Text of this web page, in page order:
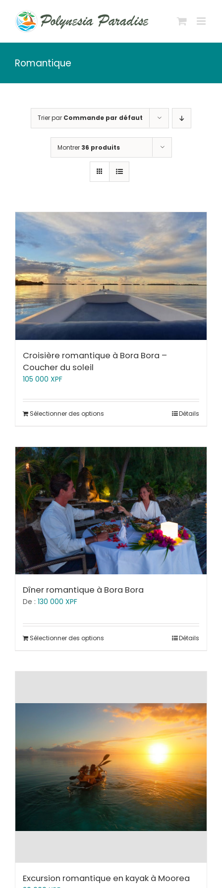
contenu
Romantique
Trier par Commande par défaut
Montrer 36 produits
Croisière romantique à Bora Bora –
Coucher du soleil
105 000 XPF
Sélectionner des options Détails
Dîner romantique à Bora Bora
De : 130 000 XPF
Sélectionner des options Détails
Excursion romantique en kayak à Moorea